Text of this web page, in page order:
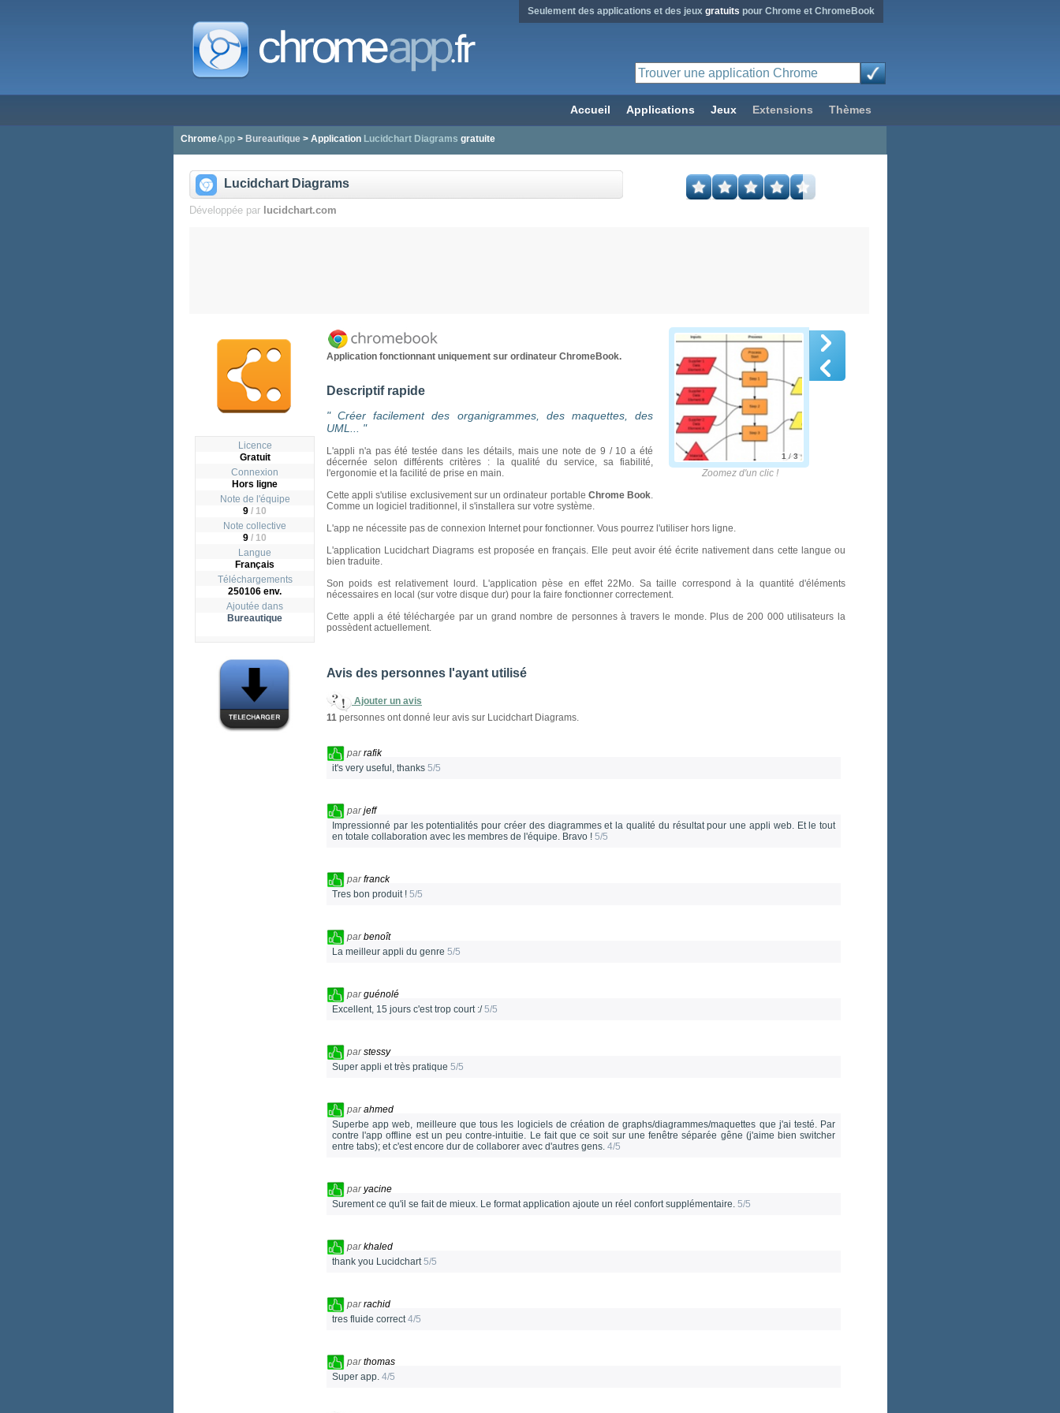
Seulement des applications et des jeux gratuits pour Chrome et ChromeBook
Accueil Applications Jeux Extensions Thèmes
ChromeApp> Bureautique> Application Lucidchart Diagrams gratuite
Lucidchart Diagrams
Développée par lucidchart.com
Licence
Gratuit
Connexion
Hors ligne
Note de l'équipe
9 / 10
Note collective
9 / 10
Langue
Français
Téléchargements
250106 env.
Ajoutée dans
Bureautique
1 / 3
Zoomez d'un clic !
Application fonctionnant uniquement sur ordinateur ChromeBook.
Descriptif rapide
" Créer facilement des organigrammes, des maquettes, des
UML... "
L'appli n'a pas été testée dans les détails, mais une note de 9 / 10 a été
décernée selon différents critères : la qualité du service, sa fiabilité,
l'ergonomie et la facilité de prise en main.
Cette appli s'utilise exclusivement sur un ordinateur portable Chrome Book.
Comme un logiciel traditionnel, il s'installera sur votre système.
L'app ne nécessite pas de connexion Internet pour fonctionner. Vous pourrez l'utiliser hors ligne.
L'application Lucidchart Diagrams est proposée en français. Elle peut avoir été écrite nativement dans cette langue ou
bien traduite.
Son poids est relativement lourd. L'application pèse en effet 22Mo. Sa taille correspond à la quantité d'éléments
nécessaires en local (sur votre disque dur) pour la faire fonctionner correctement.
Cette appli a été téléchargée par un grand nombre de personnes à travers le monde. Plus de 200 000 utilisateurs la
possèdent actuellement.
Avis des personnes l'ayant utilisé
Ajouter un avis
11 personnes ont donné leur avis sur Lucidchart Diagrams.
parrafik
it's very useful, thanks 5/5
parjeff
Impressionné par les potentialités pour créer des diagrammes et la qualité du résultat pour une appli web. Et le tout
en totale collaboration avec les membres de l'équipe. Bravo ! 5/5
parfranck
Tres bon produit ! 5/5
parbenoît
La meilleur appli du genre 5/5
parguénolé
Excellent, 15 jours c'est trop court :/5/5
parstessy
Super appli et très pratique 5/5
parahmed
Superbe app web, meilleure que tous les logiciels de création de graphs/diagrammes/maquettes que j'ai testé. Par
contre l'app offline est un peu contre-intuitie. Le fait que ce soit sur une fenêtre séparée gêne (j'aime bien switcher
entre tabs); et c'est encore dur de collaborer avec d'autres gens. 4/5
paryacine
Surement ce qu'il se fait de mieux. Le format application ajoute un réel confort supplémentaire. 5/5
parkhaled
thank you Lucidchart5/5
parrachid
tres fluide correct4/5
parthomas
Super app. 4/5